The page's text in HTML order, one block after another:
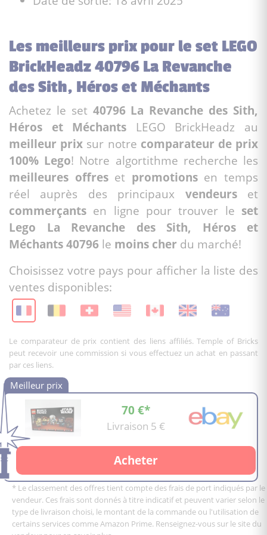
Les meilleurs prix pour le set LEGO
BrickHeadz 40796 La Revanche
des Sith, Héros et Méchants
Achetez le set 40796 La Revanche des Sith,
Héros et Méchants LEGO BrickHeadz au
meilleur prix sur notre comparateur de prix
100% Lego! Notre algortithme recherche les
meilleures offreset promotionsen temps
réel auprès des principaux vendeurset
commerçants en ligne pour trouver le set
Lego La Revanche des Sith, Héros et
Méchants 40796 le moins cher du marché!
Choisissez votre pays pour afficher la liste des
ventes disponibles:
Le comparateur de prix contient des liens affiliés. Temple of Bricks
peut recevoir une commission si vous effectuez un achat en passant
par ces liens.
70 €*
Livraison 5 €
Acheter
* Le classement des offres tient compte des frais de port indiqués par le
vendeur. Ces frais sont donnés à titre indicatif et peuvent varier selon le
type de livraison choisi, le montant de la commande ou l'utilisation de
certains services comme Amazon Prime. Renseignez-vous sur le site du